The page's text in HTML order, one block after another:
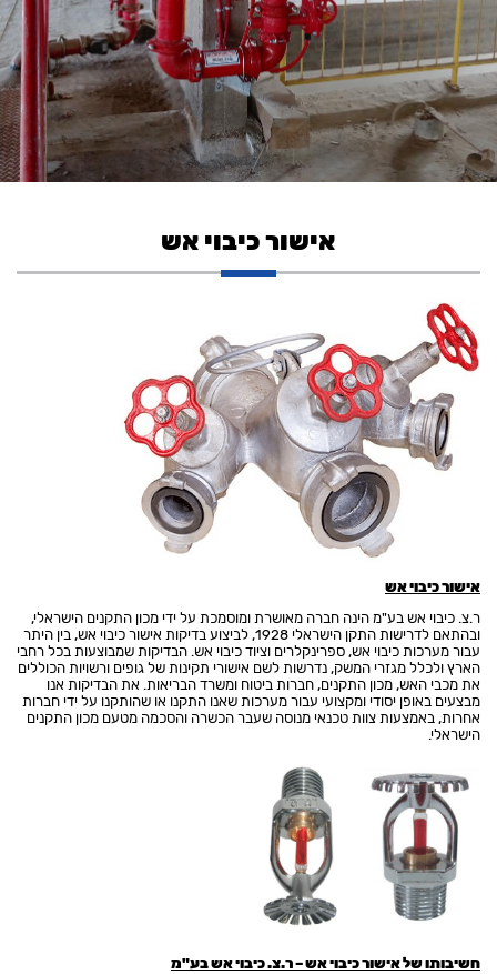
אישור כיבוי אש
אישור כיבוי אש
ר.צ. כיבוי אש בע"מ הינה חברה מאושרת ומוסמכת על ידי מכון התקנים הישראלי,
ובהתאם לדרישות התקן הישראלי 1928, לביצוע בדיקות אישור כיבוי אש, בין היתר
עבור מערכות כיבוי אש, ספרינקלרים וציוד כיבוי אש. הבדיקות שמבוצעות בכל רחבי
הארץ ולכלל מגזרי המשק, נדרשות לשם אישורי תקינות של גופים ורשויות הכוללים
את מכבי האש, מכון התקנים, חברות ביטוח ומשרד הבריאות. את הבדיקות אנו
מבצעים באופן יסודי ומקצועי עבור מערכות שאנו התקנו או שהותקנו על ידי חברות
אחרות, באמצעות צוות טכנאי מנוסה שעבר הכשרה והסכמה מטעם מכון התקנים
הישראלי.
חשיבותו של אישור כיבוי אש – ר.צ. כיבוי אש בע"מ